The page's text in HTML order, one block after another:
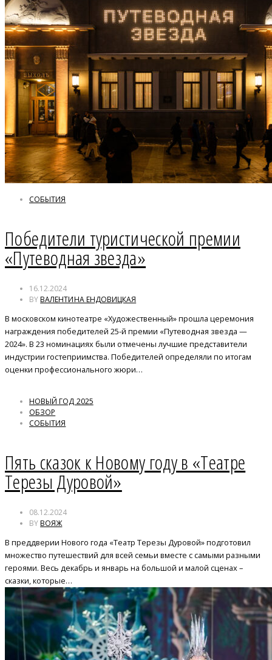
СОБЫТИЯ
Победители туристической премии
«Путеводная звезда»
16.12.2024
BYВАЛЕНТИНА ЕНДОВИЦКАЯ
В московском кинотеатре «Художественный» прошла церемония
награждения победителей 25-й премии «Путеводная звезда —
2024». В 23 номинациях были отмечены лучшие представители
индустрии гостеприимства. Победителей определяли по итогам
оценки профессионального жюри…
НОВЫЙ ГОД 2025
ОБЗОР
СОБЫТИЯ
Пять сказок к Новому году в «Театре
Терезы Дуровой»
08.12.2024
BYВОЯЖ
В преддверии Нового года «Театр Терезы Дуровой» подготовил
множество путешествий для всей семьи вместе с самыми разными
героями. Весь декабрь и январь на большой и малой сценах –
сказки, которые…